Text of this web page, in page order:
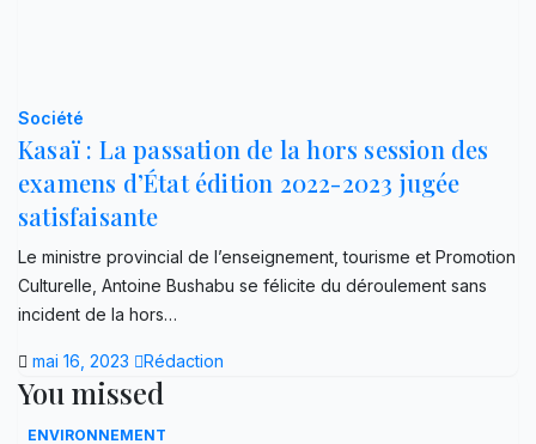
Société
Kasaï : La passation de la hors session des
examens d’État édition 2022-2023 jugée
satisfaisante
Le ministre provincial de l’enseignement, tourisme et Promotion
Culturelle, Antoine Bushabu se félicite du déroulement sans
incident de la hors…
mai 16, 2023 Rédaction
You missed
ENVIRONNEMENT